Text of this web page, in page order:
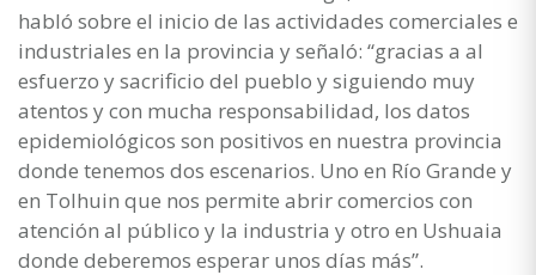
habló sobre el inicio de las actividades comerciales e
industriales en la provincia y señaló: “gracias a al
esfuerzo y sacrificio del pueblo y siguiendo muy
atentos y con mucha responsabilidad, los datos
epidemiológicos son positivos en nuestra provincia
donde tenemos dos escenarios. Uno en Río Grande y
en Tolhuin que nos permite abrir comercios con
atención al público y la industria y otro en Ushuaia
donde deberemos esperar unos días más”.